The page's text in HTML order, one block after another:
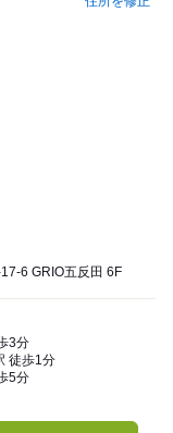
6 GRIO五反田 6F
3分
徒歩1分
5分